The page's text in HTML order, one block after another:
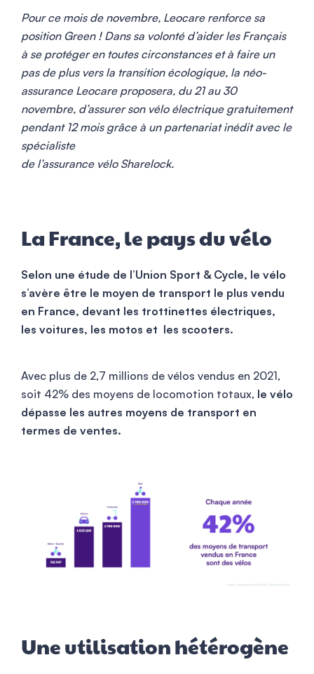
Pour ce mois de novembre, Leocare renforce sa
position Green ! Dans sa volonté d’aider les Français
à se protéger en toutes circonstances et à faire un
pas de plus vers la transition écologique, la néo-
assurance Leocare proposera, du 21 au 30
novembre, d’assurer son vélo électrique gratuitement
pendant 12 mois grâce à un partenariat inédit avec le
spécialiste
de l’assurance vélo Sharelock.
La France, le pays du vélo
Selon une étude de l’Union Sport & Cycle, le vélo
s’avère être le moyen de transport le plus vendu
en France, devant les trottinettes électriques,
les voitures, les motos et les scooters.
Avec plus de 2,7 millions de vélos vendus en 2021,
soit 42% des moyens de locomotion totaux, le vélo
dépasse les autres moyens de transport en
termes de ventes.
Une utilisation hétérogène